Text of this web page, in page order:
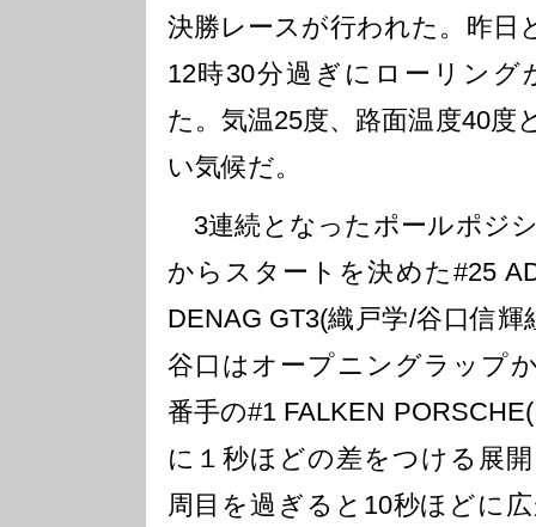
決勝レースが行われた。昨日
12時30分過ぎにローリン
た。気温25度、路面温度40度
い気候だ。
3連続となったポールポジ
からスタートを決めた#25
DENAG GT3(織戸学/谷口信輝
谷口はオープニングラップ
番手の#1 FALKEN
に１秒ほどの差をつける展
周目を過ぎると10秒ほどに